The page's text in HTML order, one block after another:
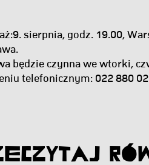
sierpnia, godz. 19.00,
będzie czynna we wtorki,
telefonicznym: 022 880